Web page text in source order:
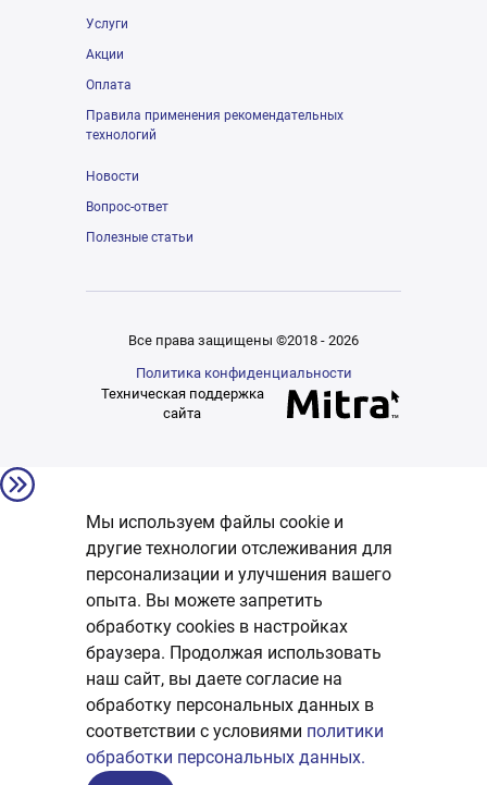
Услуги
Акции
Оплата
Правила применения рекомендательных
технологий
Новости
Вопрос-ответ
Полезные статьи
Все права защищены ©2018 - 2026
Политика конфиденциальности
Техническая поддержка
сайта
Мы используем файлы cookie и
другие технологии отслеживания для
персонализации и улучшения вашего
опыта. Вы можете запретить
обработку сookies в настройках
браузера. Продолжая использовать
наш сайт, вы даете согласие на
обработку персональных данных в
соответствии с условиями политики
обработки персональных данных.